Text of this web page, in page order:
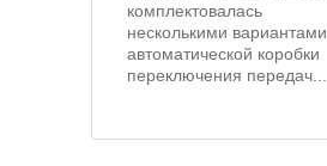
комплектовалась
несколькими вариантами
автоматической коробки
переключения передач...